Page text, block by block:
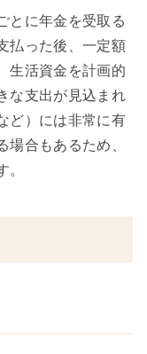
とに年金を受取る
払った後、一定額
生活資金を計画的
な支出が見込まれ
ど）には非常に有
場合もあるため、
。